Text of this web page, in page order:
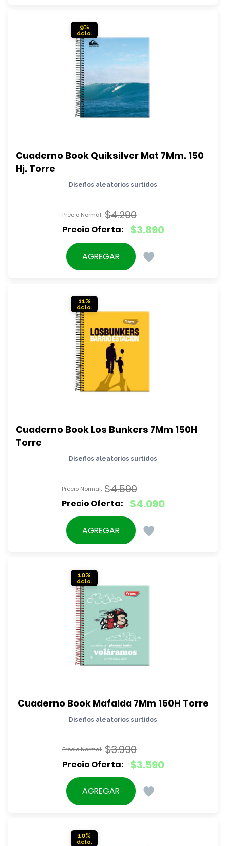
9%
Cuaderno Book Quiksilver Mat 7Mm. 150
Hj. Torre
Diseños aleatorios surtidos
$4.290
El
precio
original
$3.890
El
precio
actual
AGREGAR
11%
Cuaderno Book Los Bunkers 7Mm 150H
Torre
Diseños aleatorios surtidos
$4.590
El
precio
original
$4.090
El
precio
actual
AGREGAR
10%
Cuaderno Book Mafalda 7Mm 150H Torre
Diseños aleatorios surtidos
$3.990
El
precio
original
$3.590
El
precio
actual
AGREGAR
10%